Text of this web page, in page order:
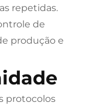
repetidas.
de
produção e
protocolos